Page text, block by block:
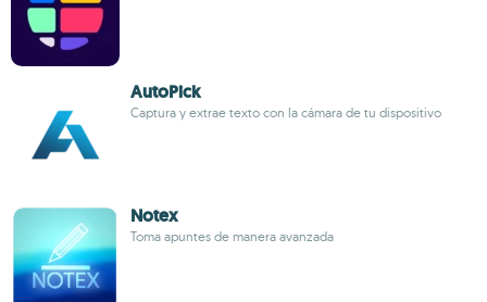
AutoPick
Captura y extrae texto con la cámara de tu dispositivo
Notex
Toma apuntes de manera avanzada